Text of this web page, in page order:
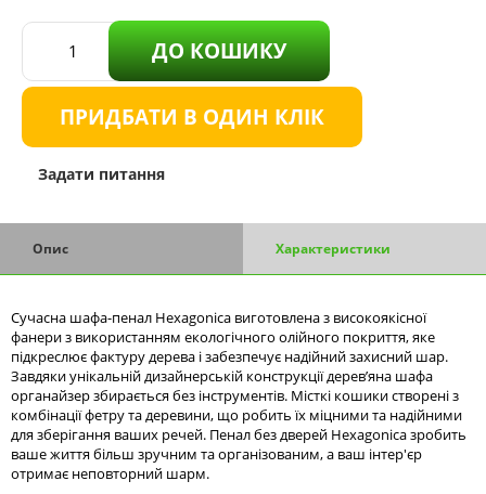
ДО КОШИКУ
ПРИДБАТИ В ОДИН КЛІК
Задати питання
Опис Характеристики
Сучасна шафа-пенал Hexagonica виготовлена з високоякісної
фанери з використанням екологічного олійного покриття, яке
підкреслює фактуру дерева і забезпечує надійний захисний шар.
Завдяки унікальній дизайнерській конструкції дерев’яна шафа
органайзер збирається без інструментів. Місткі кошики створені з
комбінації фетру та деревини, що робить їх міцними та надійними
для зберігання ваших речей. Пенал без дверей Hexagonica зробить
ваше життя більш зручним та організованим, а ваш інтер'єр
отримає неповторний шарм.